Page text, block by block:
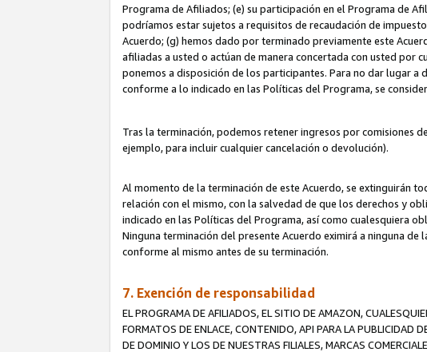
Programa de Afiliados; (e) su participación en el Programa de
podríamos estar sujetos a requisitos de recaudación de
Acuerdo; (g) hemos dado por terminado previamente este
afiliadas a usted o actúan de manera concertada con usted
ponemos a disposición de los participantes. Para no dar lugar a
conforme a lo indicado en las Políticas del Programa, se
Tras la terminación, podemos retener ingresos por comisiones
ejemplo, para incluir cualquier cancelación o devolución).
Al momento de la terminación de este Acuerdo, se extinguirán
relación con el mismo, con la salvedad de que los derechos y
indicado en las Políticas del Programa, así como cualesquiera
Ninguna terminación del presente Acuerdo eximirá a ninguna
conforme al mismo antes de su terminación.
7. Exención de responsabilidad
EL PROGRAMA DE AFILIADOS, EL SITIO DE AMAZON,
FORMATOS DE ENLACE, CONTENIDO, API PARA LA
DE DOMINIO Y LOS DE NUESTRAS FILIALES, MARCAS